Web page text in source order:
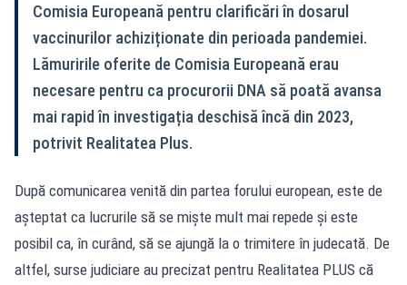
Comisia Europeană pentru clarificări în dosarul
vaccinurilor achiziționate din perioada pandemiei.
Lămuririle oferite de Comisia Europeană erau
necesare pentru ca procurorii DNA să poată avansa
mai rapid în investigația deschisă încă din 2023,
potrivit Realitatea Plus.
După comunicarea venită din partea forului european, este de
așteptat ca lucrurile să se miște mult mai repede și este
posibil ca, în curând, să se ajungă la o trimitere în judecată. De
altfel, surse judiciare au precizat pentru Realitatea PLUS că